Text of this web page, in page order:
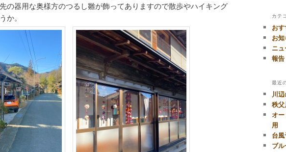
の器用な奥様方のつるし雛が飾ってありますので散歩やハイキング
か。
カテ
お
お
ニ
報告
最近
川
秩
オ
用
台
ブ